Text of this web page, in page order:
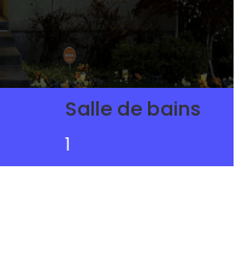
Salle de bains
1